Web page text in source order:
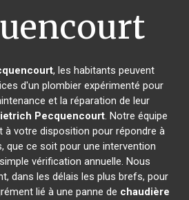
, les habitants peuvent
d'un plombier expérimenté pour
et la réparation de leur
Pecquencourt. Notre équipe
à votre disposition pour répondre à
que ce soit pour une intervention
vérification annuelle. Nous
dans les délais les plus brefs, pour
lié à une panne de chaudière